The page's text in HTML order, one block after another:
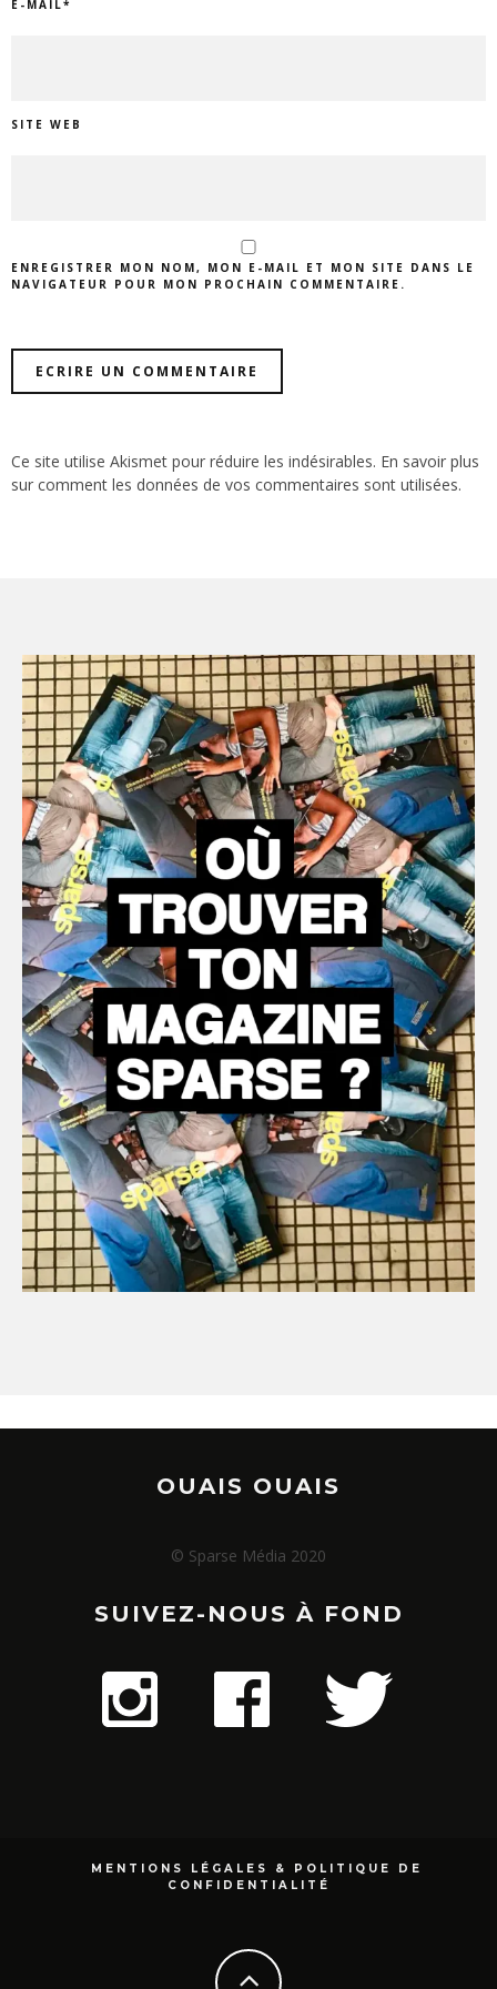
E-MAIL*
SITE WEB
ENREGISTRER MON NOM, MON E-MAIL ET MON SITE DANS LE
NAVIGATEUR POUR MON PROCHAIN COMMENTAIRE.
Ce site utilise Akismet pour réduire les indésirables. En savoir plus
sur comment les données de vos commentaires sont utilisées.
OUAIS OUAIS
© Sparse Média 2020
SUIVEZ-NOUS À FOND
MENTIONS LÉGALES & POLITIQUE DE
CONFIDENTIALITÉ